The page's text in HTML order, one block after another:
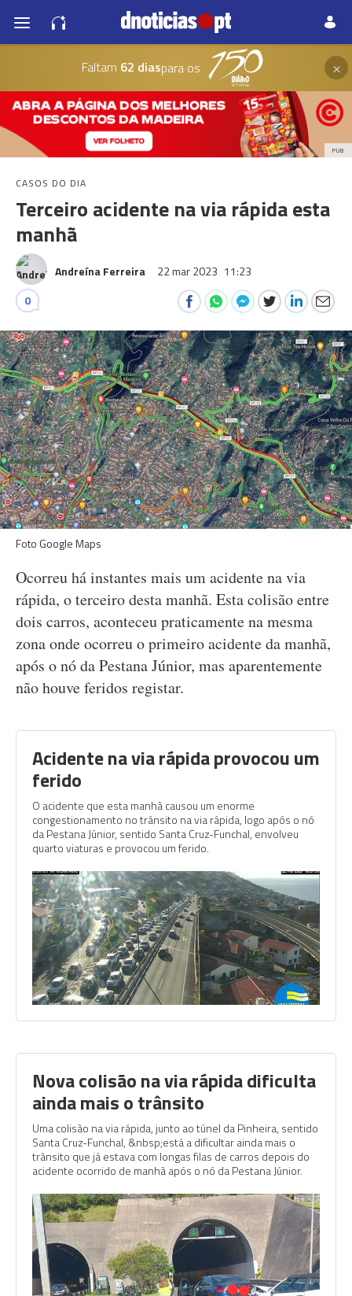
Faltam 62 diaspara os ×
PUB
CASOS DO DIA
Terceiro acidente na via rápida esta
manhã
Andreína Ferreira 22 mar 2023 11:23
0
Foto Google Maps
Ocorreu há instantes mais um acidente na via
rápida, o terceiro desta manhã. Esta colisão entre
dois carros, aconteceu praticamente na mesma
zona onde ocorreu o primeiro acidente da manhã,
após o nó da Pestana Júnior, mas aparentemente
não houve feridos registar.
Acidente na via rápida provocou um
ferido
O acidente que esta manhã causou um enorme
congestionamento no trânsito na via rápida, logo após o nó
da Pestana Júnior, sentido Santa Cruz-Funchal, envolveu
quarto viaturas e provocou um ferido.
Nova colisão na via rápida dificulta
ainda mais o trânsito
Uma colisão na via rápida, junto ao túnel da Pinheira, sentido
Santa Cruz-Funchal, &nbsp;está a dificultar ainda mais o
trânsito que já estava com longas filas de carros depois do
acidente ocorrido de manhã após o nó da Pestana Júnior.